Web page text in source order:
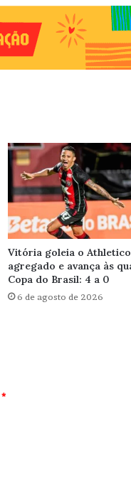
Vitória goleia o
agregado e avança às
Copa do Brasil: 4 a 0
6 de agosto de 2026
*